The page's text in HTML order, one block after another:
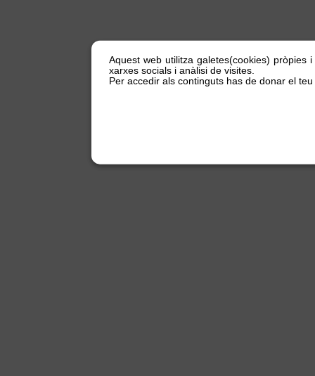
Aquest web utilitza galetes(cookies) pròpies
xarxes socials i anàlisi de visites.
Per accedir als continguts has de donar el